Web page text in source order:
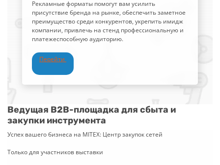
Рекламные форматы помогут вам усилить
присутствие бренда на рынке, обеспечить заметное
преимущество среди конкурентов, укрепить имидж
компании, привлечь на стенд профессиональную и
платежеспособную аудиторию.
Перейти
Ведущая B2B-площадка для сбыта и
закупки инструмента
Успех вашего бизнеса на MITEX: Центр закупок сетей
Только для участников выставки